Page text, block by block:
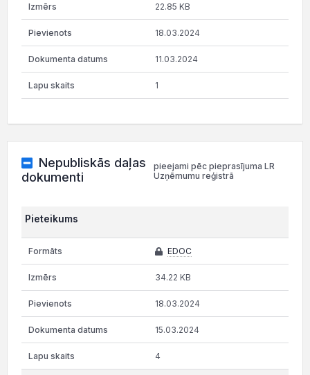
22.85 KB
18.03.2024
11.03.2024
1
Nepubliskās daļas
dokumenti
pieejami pēc pieprasījuma LR
Uzņēmumu reģistrā
Pieteikums
EDOC
34.22 KB
18.03.2024
15.03.2024
4